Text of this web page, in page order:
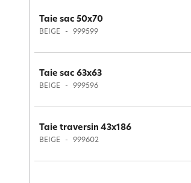
Taie sac 50x70
BEIGE 999599
Taie sac 63x63
BEIGE 999596
Taie traversin 43x186
BEIGE 999602